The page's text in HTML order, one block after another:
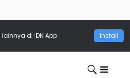
lainnya di IDN App Install